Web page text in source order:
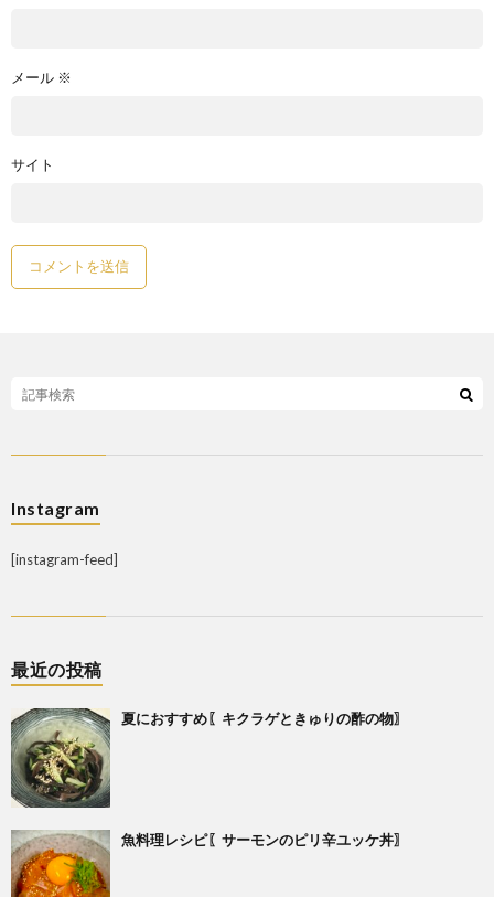
メール ※
サイト
Instagram
[instagram-feed]
最近の投稿
夏におすすめ〖キクラゲときゅりの酢の物〗
魚料理レシピ〖サーモンのピリ辛ユッケ丼〗